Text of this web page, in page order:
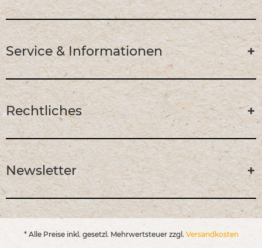
Service & Informationen
Rechtliches
Newsletter
* Alle Preise inkl. gesetzl. Mehrwertsteuer zzgl. Versandkosten